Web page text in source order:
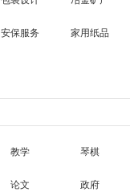
安保服务 家用纸品
教学 琴棋
论文 政府